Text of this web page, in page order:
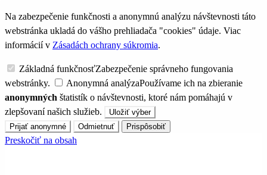
Na zabezpečenie funkčnosti a anonymnú analýzu návštevnosti táto
webstránka ukladá do vášho prehliadača "cookies" údaje. Viac
informácií v Zásadách ochrany súkromia.
Základná funkčnosťZabezpečenie správneho fungovania
webstránky.
Anonymná analýzaPoužívame ich na zbieranie
anonymných štatistík o návštevnosti, ktoré nám pomáhajú v
zlepšovaní našich služieb.
Uložiť výber
Prijať anonymné
Odmietnuť Prispôsobiť
Preskočiť na obsah